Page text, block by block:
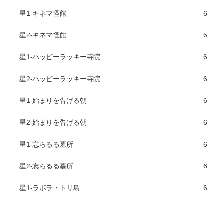
星1-キネマ怪館 6
星2-キネマ怪館 6
星1-ハッピーラッキー寺院 6
星2-ハッピーラッキー寺院 6
星1-始まりを告げる朝 6
星2-始まりを告げる朝 6
星1-忘らるる墓所 6
星2-忘らるる墓所 6
星1-ラボラ・トリ島 6